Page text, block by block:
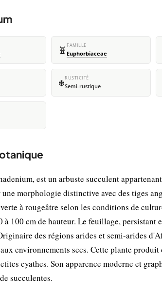
🧬 FAMILLE
Euphorbiaceae
❄️RUSTICITÉ
Semi-rustique
est un arbuste succulent
morphologie distinctive avec des tiges
à rougeâtre selon les conditions de
100 cm de hauteur. Le feuillage, persistant
des régions arides et semi-arides
environnements secs. Cette plante produit
cyathes. Son apparence moderne et
succulentes.